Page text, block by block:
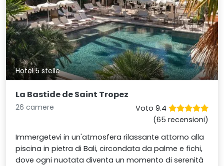
Hotel 5 stelle
La Bastide de Saint Tropez
26 camere
Voto 9.4
(65 recensioni)
Immergetevi in un'atmosfera rilassante attorno alla
piscina in pietra di Bali, circondata da palme e fichi,
dove ogni nuotata diventa un momento di serenità